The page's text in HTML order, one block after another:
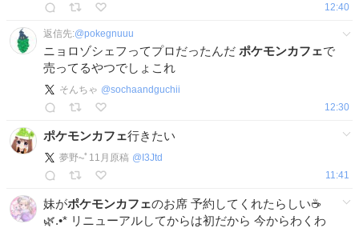
12:40
返信先:@pokegnuuu
ニョロゾシェフってプロだったんだ ポケモンカフェで
売ってるやつでしょこれ
そんちゃ @sochaandguchii
12:30
ポケモンカフェ行きたい
夢野⏦ﾟ11月原稿 @ I3Jtd
11:41
妹がポケモンカフェのお席 予約してくれたらしい☕️
🌿.•* リニューアルしてからは初だから 今からわくわ